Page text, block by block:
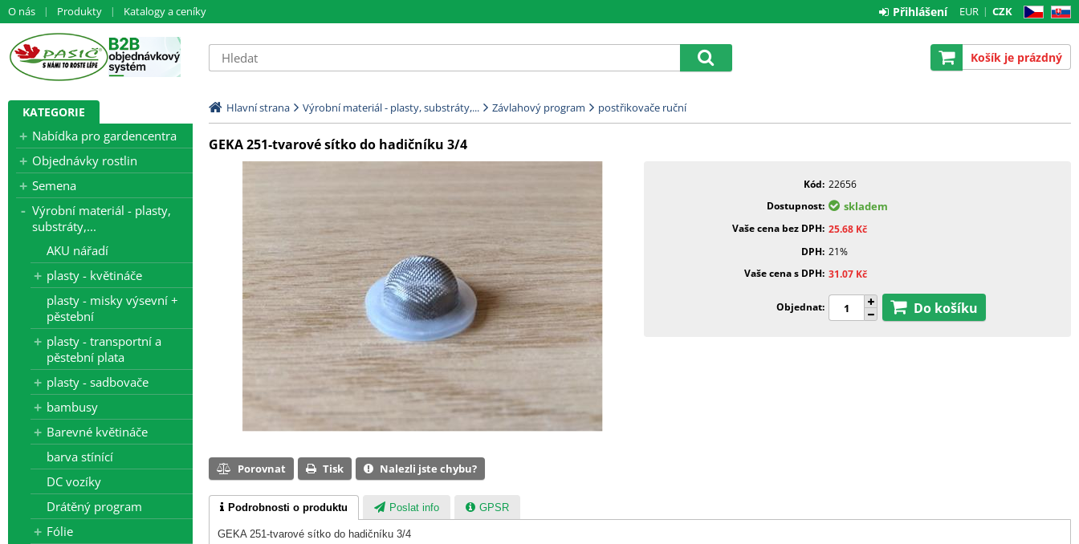
O nás Produkty Katalogy a ceníky CZ SK
EUR CZK
Přihlášení
Košík je prázdný
KATEGORIE
Nabídka pro gardencentra
Objednávky rostlin
Semena
Výrobní materiál - plasty,
substráty,...
AKU nářadí
plasty - květináče
plasty - misky výsevní +
pěstební
plasty - transportní a
pěstební plata
plasty - sadbovače
bambusy
Barevné květináče
barva stínící
DC vozíky
Drátěný program
Fólie
Hlavní strana Výrobní materiál - plasty, substráty,... Závlahový program postřikovače ruční
GEKA 251-tvarové sítko do hadičníku 3/4
Kód 22656
Dostupnost
skladem
Vaše cena bez DPH 25.68 Kč
DPH 21%
Vaše cena s DPH 31.07 Kč
Objednat Do košíku
Porovnat Tisk Nalezli jste chybu?
Podrobnosti o produktu Poslat info GPSR
GEKA 251-tvarové sítko do hadičníku 3/4